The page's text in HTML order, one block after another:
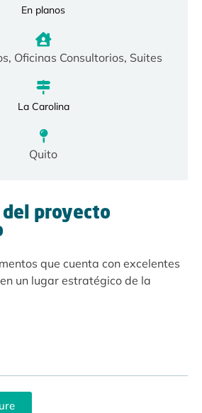
En planos
, Oficinas Consultorios, Suites
La Carolina
Quito
del proyecto
que cuenta con excelentes
un lugar estratégico de la